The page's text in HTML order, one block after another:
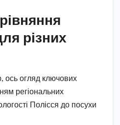
різних
ось огляд ключових
регіональних
Полісся до посухи